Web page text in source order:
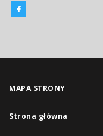
MAPA STRONY
Strona główna